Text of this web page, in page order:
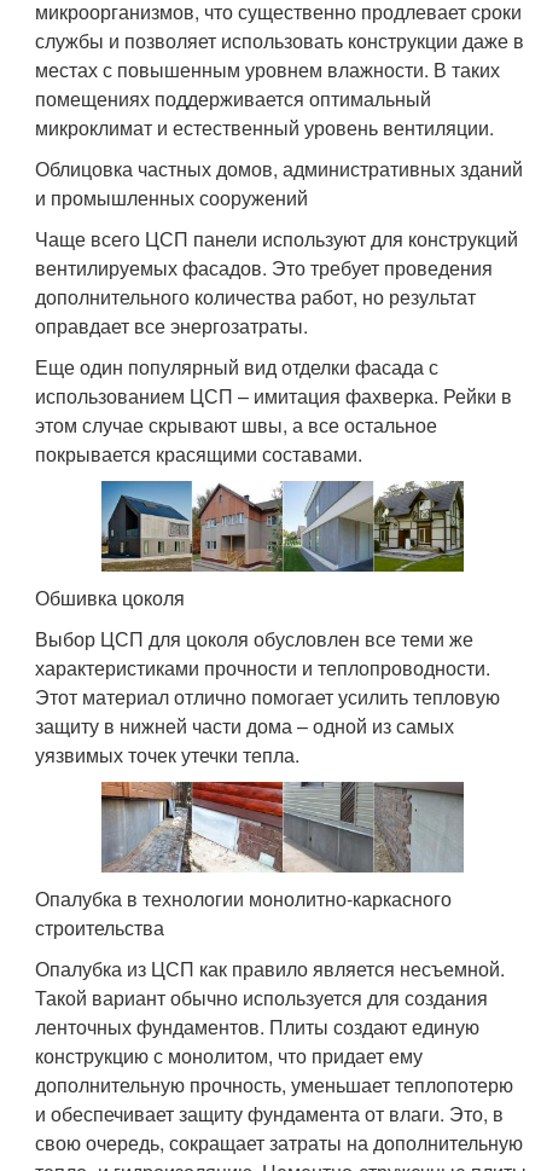
микроорганизмов, что существенно продлевает сроки
службы и позволяет использовать конструкции даже в
местах с повышенным уровнем влажности. В таких
помещениях поддерживается оптимальный
микроклимат и естественный уровень вентиляции.
Облицовка частных домов, административных зданий
и промышленных сооружений
Чаще всего ЦСП панели используют для конструкций
вентилируемых фасадов. Это требует проведения
дополнительного количества работ, но результат
оправдает все энергозатраты.
Еще один популярный вид отделки фасада с
использованием ЦСП – имитация фахверка. Рейки в
этом случае скрывают швы, а все остальное
покрывается красящими составами.
Обшивка цоколя
Выбор ЦСП для цоколя обусловлен все теми же
характеристиками прочности и теплопроводности.
Этот материал отлично помогает усилить тепловую
защиту в нижней части дома – одной из самых
уязвимых точек утечки тепла.
Опалубка в технологии монолитно-каркасного
строительства
Опалубка из ЦСП как правило является несъемной.
Такой вариант обычно используется для создания
ленточных фундаментов. Плиты создают единую
конструкцию с монолитом, что придает ему
дополнительную прочность, уменьшает теплопотерю
и обеспечивает защиту фундамента от влаги. Это, в
свою очередь, сокращает затраты на дополнительную